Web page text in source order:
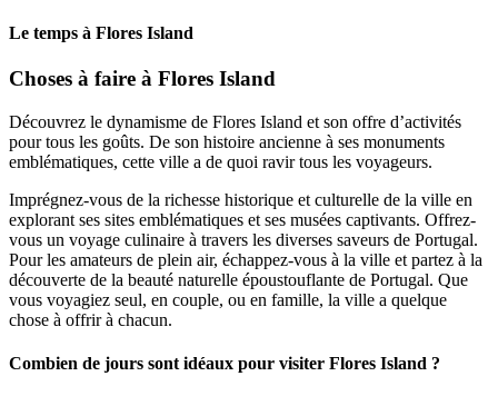
Le temps à Flores Island
Choses à faire à Flores Island
Découvrez le dynamisme de Flores Island et son offre d’activités
pour tous les goûts. De son histoire ancienne à ses monuments
emblématiques, cette ville a de quoi ravir tous les voyageurs.
Imprégnez-vous de la richesse historique et culturelle de la ville en
explorant ses sites emblématiques et ses musées captivants. Offrez-
vous un voyage culinaire à travers les diverses saveurs de Portugal.
Pour les amateurs de plein air, échappez-vous à la ville et partez à la
découverte de la beauté naturelle époustouflante de Portugal. Que
vous voyagiez seul, en couple, ou en famille, la ville a quelque
chose à offrir à chacun.
Combien de jours sont idéaux pour visiter Flores Island ?